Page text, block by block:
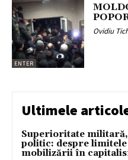
ENTER
Ovidiu
Ultimele
Superioritate militară,
politic: despre limitele
mobilizării în